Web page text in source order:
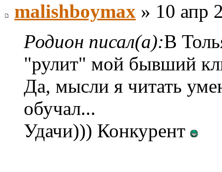
malishboymax » 10 апр
Родион писал(а):В
"рулит" мой бывший
Да, мысли я читать
обучал...
Удачи))) Конкурент